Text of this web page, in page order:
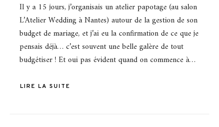
Il y a 15 jours, j’organisais un atelier papotage (au salon
L’Atelier Wedding à Nantes) autour de la gestion de son
budget de mariage, et j’ai eu la confirmation de ce que je
pensais déjà… c’est souvent une belle galère de tout
budgétiser ! Et oui pas évident quand on commence à…
LIRE LA SUITE